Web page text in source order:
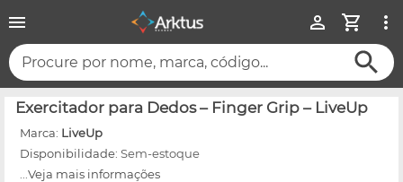
Procure por nome, marca, código...
Exercitador para Dedos – Finger Grip – LiveUp
Marca: LiveUp
Disponibilidade: Sem-estoque
...Veja mais informações